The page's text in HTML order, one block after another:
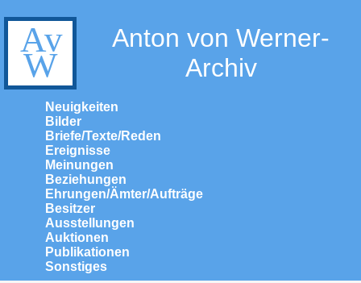
Anton von Werner-
Archiv
Neuigkeiten
Bilder
Briefe/Texte/Reden
Ereignisse
Meinungen
Beziehungen
Ehrungen/Ämter/Aufträge
Besitzer
Ausstellungen
Auktionen
Publikationen
Sonstiges